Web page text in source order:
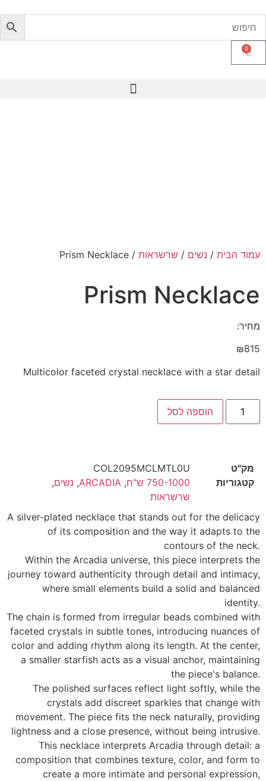
0
עמוד הבית/ נשים / שרשראות/ Prism Necklace
Prism Necklace
מחיר:
₪815
Multicolor faceted crystal necklace with a star detail
הוספה לסל
מק"ט
COL2095MCLMTL0U
קטגוריות
750-1000 ש"ח ,
ARCADIA
, נשים,
שרשראות
A silver-plated necklace that stands out for the delicacy
of its composition and the way it adapts to the
contours of the neck.
Within the Arcadia universe, this piece interprets the
journey toward authenticity through detail and intimacy,
where small elements build a solid and balanced
identity.
The chain is formed from irregular beads combined with
faceted crystals in subtle tones, introducing nuances of
color and adding rhythm along its length. At the center,
a smaller starfish acts as a visual anchor, maintaining
the piece's balance.
The polished surfaces reflect light softly, while the
crystals add discreet sparkles that change with
movement. The piece fits the neck naturally, providing
lightness and a close presence, without being intrusive.
This necklace interprets Arcadia through detail: a
composition that combines texture, color, and form to
create a more intimate and personal expression,